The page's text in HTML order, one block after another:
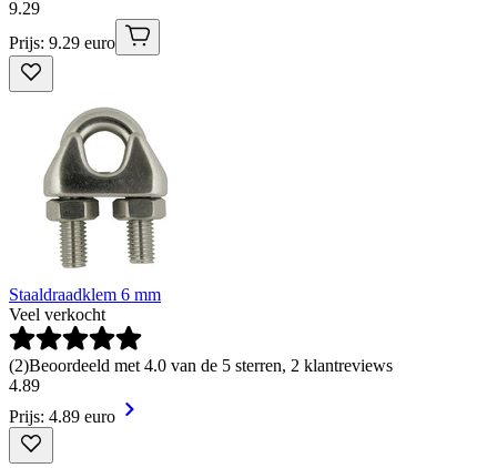
9.29
Prijs: 9.29 euro
Staaldraadklem 6 mm
Veel verkocht
(2)Beoordeeld met 4.0 van de 5 sterren, 2 klantreviews
4.89
Prijs: 4.89 euro